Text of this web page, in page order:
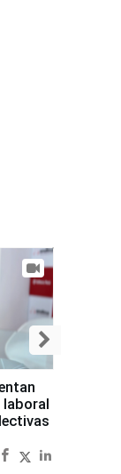
laboral